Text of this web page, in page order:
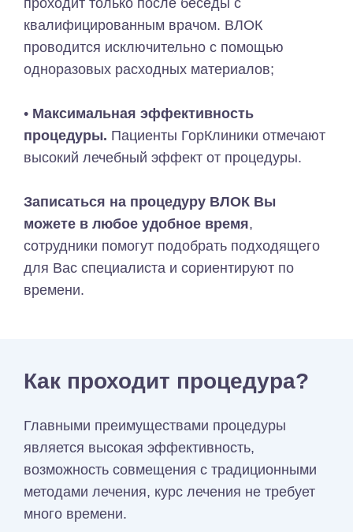
квалифицированным врачом. ВЛОК
проводится исключительно с помощью
одноразовых расходных материалов;
• Максимальная эффективность
процедуры. Пациенты ГорКлиники отмечают
высокий лечебный эффект от процедуры.
Записаться на процедуру ВЛОК Вы
можете в любое удобное время,
сотрудники помогут подобрать подходящего
для Вас специалиста и сориентируют по
времени.
Как проходит процедура?
Главными преимуществами процедуры
является высокая эффективность,
возможность совмещения с традиционными
методами лечения, курс лечения не требует
много времени.